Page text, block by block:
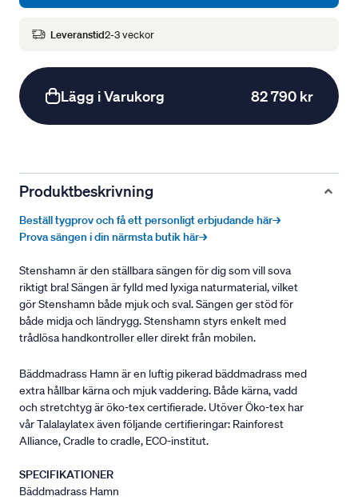
Leveranstid2-3 veckor
Lägg i Varukorg 82 790 kr
Produktbeskrivning
Beställ tygprov och få ett personligt erbjudande här→
Prova sängen i din närmsta butik här→
Stenshamn är den ställbara sängen för dig som vill sova
riktigt bra! Sängen är fylld med lyxiga naturmaterial, vilket
gör Stenshamn både mjuk och sval. Sängen ger stöd för
både midja och ländrygg. Stenshamn styrs enkelt med
trådlösa handkontroller eller direkt från mobilen.
Bäddmadrass Hamn är en luftig pikerad bäddmadrass med
extra hållbar kärna och mjuk vaddering. Både kärna, vadd
och stretchtyg är öko-tex certifierade. Utöver Öko-tex har
vår Talalaylatex även följande certifieringar: Rainforest
Alliance, Cradle to cradle, ECO-institut.
SPECIFIKATIONER
Bäddmadrass Hamn